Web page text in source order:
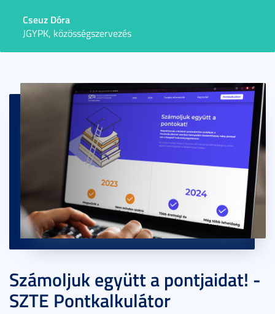
Cseuz Dóra
JGYPK, közösségszervezés
Számoljuk együtt a pontjaidat! -
SZTE Pontkalkulátor